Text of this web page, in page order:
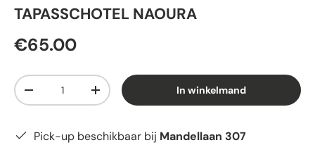
TAPASSCHOTEL NAOURA
€65.00
Aantal
-
+ In winkelmand
Pick-up beschikbaar bij Mandellaan 307